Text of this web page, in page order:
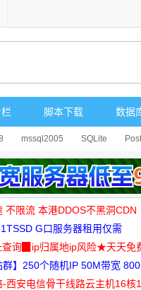
脚本下载 数据
mssql2005 SQLite
不限流 本港DDOS不黑洞CDN
G口服务器租用仅需
免费测试
查询▉ip归属地ip风险★天天免
群】250个随机IP 50M带宽
-西安电信骨干线路云主机16核